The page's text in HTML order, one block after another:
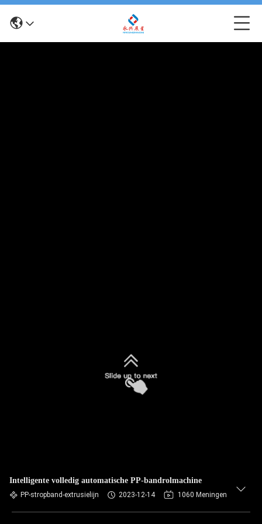
Intelligente volledig automatische PP-bandrolmachine
PP-stropband-extrusielijn 2023-12-14 1060 Meningen